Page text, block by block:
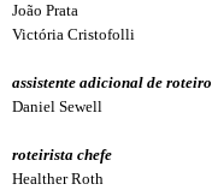
João Prata
Victória Cristofolli
assistente adicional de roteiro
Daniel Sewell
roteirista chefe
Healther Roth